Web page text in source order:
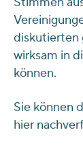
diskutierten
wirksam in
können.
Sie können
hier